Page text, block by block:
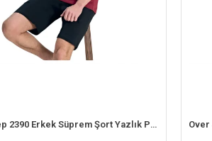
Over Sleep 2390 Erkek Süprem Şort Yazlık Pijama Takım (M-L-XL-2XL)